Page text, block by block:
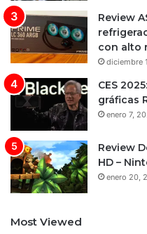
Review
con alto
diciembre
CES
gráficas
enero 7,
Review
HD –
enero 20,
Most Viewed